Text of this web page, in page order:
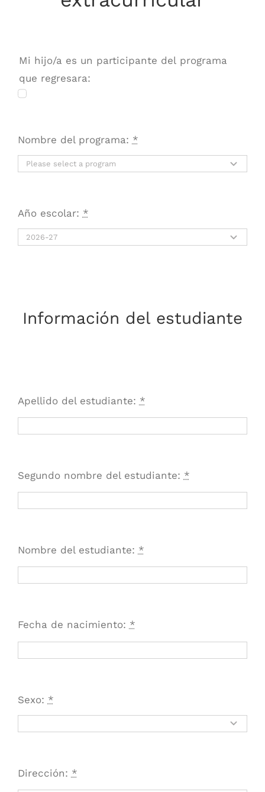
Mi hijo/a es un participante del programa
que regresara:
Nombre del programa: *
Año escolar: *
Información del estudiante
Apellido del estudiante: *
Segundo nombre del estudiante: *
Nombre del estudiante: *
Fecha de nacimiento: *
Sexo: *
Dirección: *